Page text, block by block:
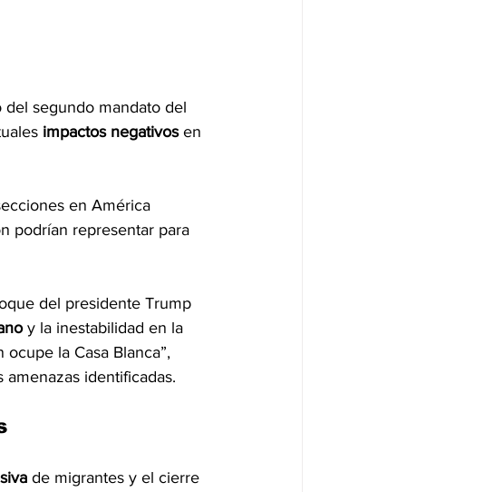
segundo mandato del
impactos negativos en
en América
podrían representar para
del presidente Trump
y la inestabilidad en la
la Casa Blanca”,
identificadas.
de migrantes y el cierre